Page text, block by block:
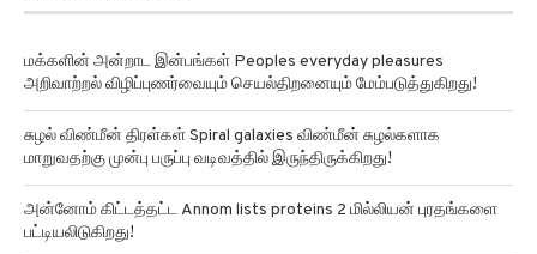
மக்களின் அன்றாட இன்பங்கள் Peoples everyday pleasures
அறிவாற்றல் விழிப்புணர்வையும் செயல்திறனையும் மேம்படுத்துகிறது!
சுழல் விண்மீன் திரள்கள் Spiral galaxies விண்மீன் சுழல்களாக
மாறுவதற்கு முன்பு பருப்பு வடிவத்தில் இருந்திருக்கிறது!
அன்னோம் கிட்டத்தட்ட Annom lists proteins 2 மில்லியன் புரதங்களை
பட்டியலிடுகிறது!